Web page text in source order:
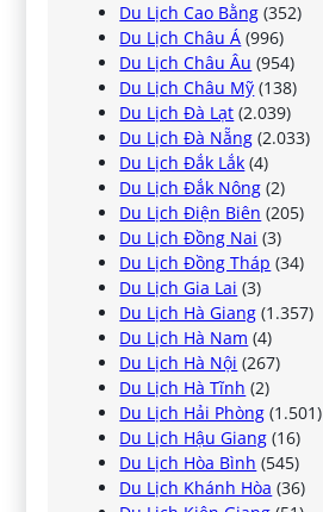
Du Lịch Cao Bằng (352)
Du Lịch Châu Á (996)
Du Lịch Châu Âu (954)
Du Lịch Châu Mỹ (138)
Du Lịch Đà Lạt (2.039)
Du Lịch Đà Nẵng (2.033)
Du Lịch Đắk Lắk (4)
Du Lịch Đắk Nông (2)
Du Lịch Điện Biên (205)
Du Lịch Đồng Nai (3)
Du Lịch Đồng Tháp (34)
Du Lịch Gia Lai (3)
Du Lịch Hà Giang (1.357)
Du Lịch Hà Nam (4)
Du Lịch Hà Nội (267)
Du Lịch Hà Tĩnh (2)
Du Lịch Hải Phòng (1.501)
Du Lịch Hậu Giang (16)
Du Lịch Hòa Bình (545)
Du Lịch Khánh Hòa (36)